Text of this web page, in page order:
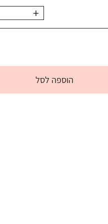
+
הוספה לסל